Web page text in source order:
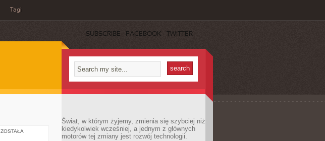
Tagi
SUBSCRIBE FACEBOOK TWITTER
ELEKTRYK
ZOSTAŁA
Świat, w którym żyjemy, zmienia się szybciej niż
kiedykolwiek wcześniej, a jednym z głównych
motorów tej zmiany jest rozwój technologii.